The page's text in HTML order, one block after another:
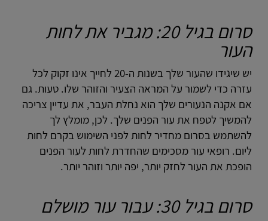
סרום בגיל 20: מגביר את לחות
העור
יש שיגידו שהעור שלך בשנות ה-20 לחייך אינו זקוק לכל
עזרה כדי לשמור על המראה הצעיר והזוהר שלו. טעות. גם
אם אקנה הנעורים שלך הוא נחלת העבר, את עדיין צריכה
להמשיך לטפח את עור הפנים שלך. לכן, מומלץ לך
להשתמש בסרום מחדיר לחות לפני השימוש בקרם לחות
ליום. רופאי עור מסכימים שהחדרת לחות לעור הפנים
הופכת את העור לחזק יותר, יפה יותר וזוהר יותר.
סרום בגיל 30: עבור עור מושלם